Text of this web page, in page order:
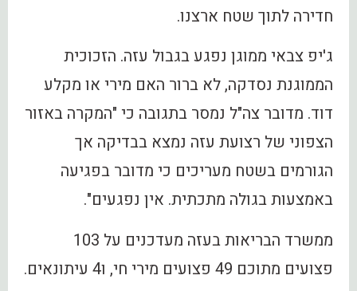
חדירה לתוך שטח ארצנו.
ג'יפ צבאי ממוגן נפגע בגבול עזה. הזכוכית
הממוגנת נסדקה, לא ברור האם מירי או מקלע
דוד. מדובר צה"ל נמסר בתגובה כי "המקרה באזור
הצפוני של רצועת עזה נמצא בבדיקה אך
הגורמים בשטח מעריכים כי מדובר בפגיעה
באמצעות בגולה מתכתית. אין נפגעים".
ממשרד הבריאות בעזה מעדכנים על 103
פצועים מתוכם 49 פצועים מירי חי, ו4 עיתונאים.